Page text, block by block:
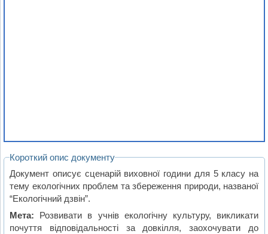
Короткий опис документу
Документ описує сценарій виховної години для 5 класу на
тему екологічних проблем та збереження природи, названої
“Екологічний дзвін”.
Мета: Розвивати в учнів екологічну культуру, викликати
почуття відповідальності за довкілля, заохочувати до